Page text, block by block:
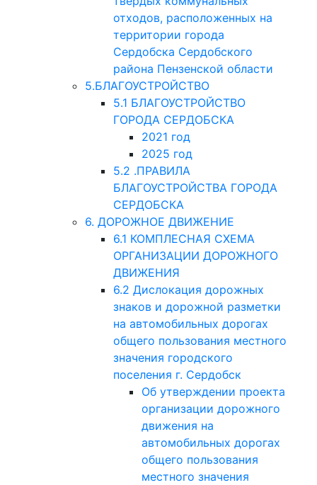
отходов, расположенных на
территории города
Сердобска Сердобского
района Пензенской области
5.БЛАГОУСТРОЙСТВО
5.1 БЛАГОУСТРОЙСТВО
ГОРОДА СЕРДОБСКА
2021 год
2025 год
5.2 .ПРАВИЛА
БЛАГОУСТРОЙСТВА ГОРОДА
СЕРДОБСКА
6. ДОРОЖНОЕ ДВИЖЕНИЕ
6.1 КОМПЛЕСНАЯ СХЕМА
ОРГАНИЗАЦИИ ДОРОЖНОГО
ДВИЖЕНИЯ
6.2 Дислокация дорожных
знаков и дорожной разметки
на автомобильных дорогах
общего пользования местного
значения городского
поселения г. Сердобск
Об утверждении проекта
организации дорожного
движения на
автомобильных дорогах
общего пользования
местного значения